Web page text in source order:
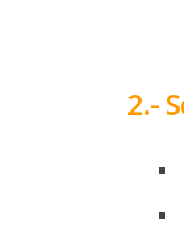
2.-